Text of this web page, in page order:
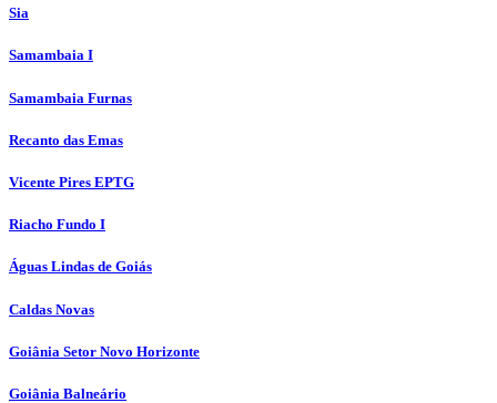
Sia
Samambaia I
Samambaia Furnas
Recanto das Emas
Vicente Pires EPTG
Riacho Fundo I
Águas Lindas de Goiás
Caldas Novas
Goiânia Setor Novo Horizonte
Goiânia Balneário